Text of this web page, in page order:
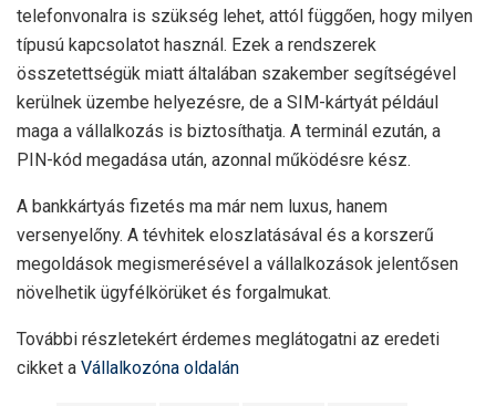
telefonvonalra is szükség lehet, attól függően, hogy milyen
típusú kapcsolatot használ. Ezek a rendszerek
összetettségük miatt általában szakember segítségével
kerülnek üzembe helyezésre, de a SIM-kártyát például
maga a vállalkozás is biztosíthatja. A terminál ezután, a
PIN-kód megadása után, azonnal működésre kész.
A bankkártyás fizetés ma már nem luxus, hanem
versenyelőny. A tévhitek eloszlatásával és a korszerű
megoldások megismerésével a vállalkozások jelentősen
növelhetik ügyfélkörüket és forgalmukat.
További részletekért érdemes meglátogatni az eredeti
cikket a Vállalkozóna oldalán